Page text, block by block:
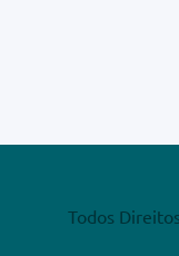
Todos